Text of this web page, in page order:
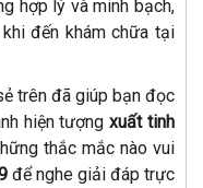
hợp lý và minh bạch,
đến khám chữa tại
trên đã giúp bạn đọc
hiện tượngxuất tinh
thắc mắc nào vui
để nghe giải đáp trực